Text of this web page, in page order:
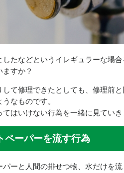
たなどというイレギュラーな場
すか？
て修理できたとしても、修理前と
なものです。
はいけない行為を一緒に見ていき
ペーパーを流す行為
パーと人間の排せつ物、水だけを